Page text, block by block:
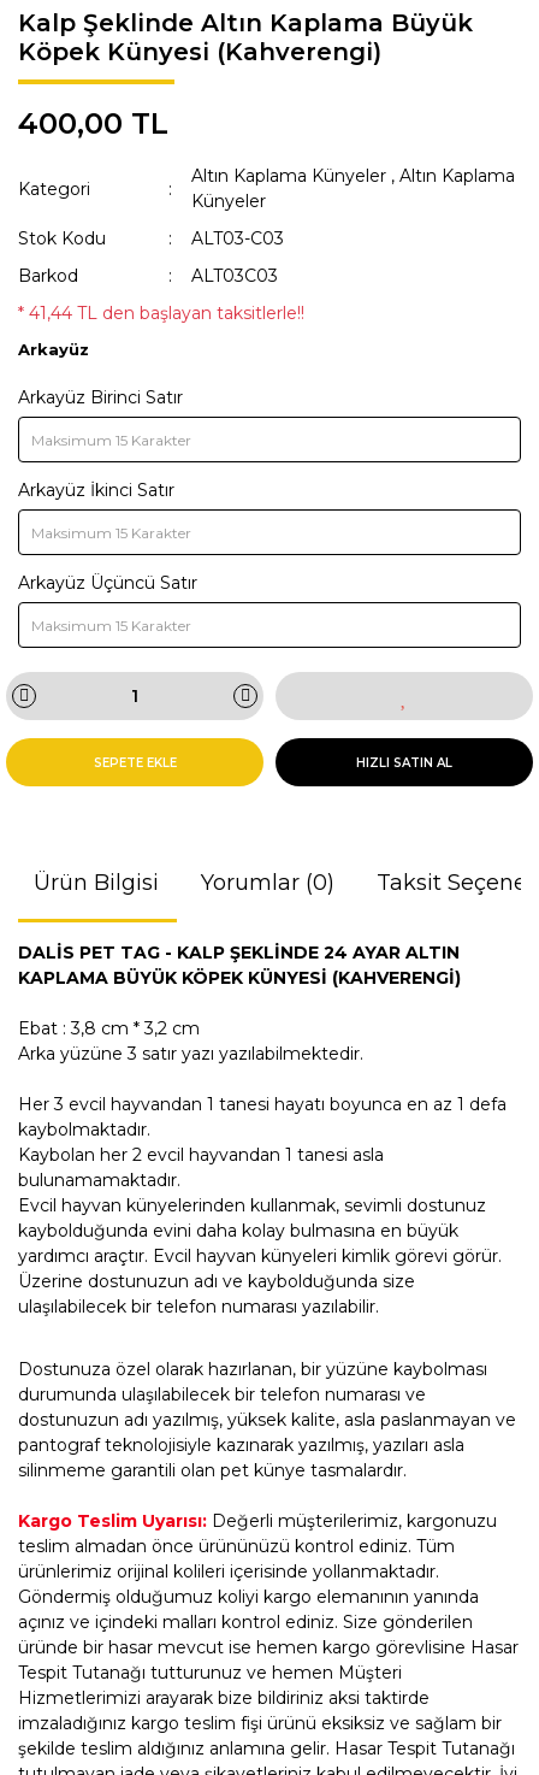
Kalp Şeklinde Altın Kaplama Büyük
Köpek Künyesi (Kahverengi)
400,00 TL
Kategori
Altın Kaplama Künyeler ,Altın Kaplama
Künyeler
Stok Kodu
ALT03-C03
Barkod
ALT03C03
* 41,44 TL den başlayan taksitlerle!!
Arkayüz
Arkayüz Birinci Satır
Arkayüz İkinci Satır
Arkayüz Üçüncü Satır
SEPETE EKLE HIZLI SATIN AL
Ürün Bilgisi Yorumlar (0) Taksit
DALİS PET TAG - KALP ŞEKLİNDE 24 AYAR ALTIN
KAPLAMA BÜYÜK KÖPEK KÜNYESİ (KAHVERENGİ)
Ebat : 3,8 cm * 3,2 cm
Arka yüzüne 3 satır yazı yazılabilmektedir.
Her 3 evcil hayvandan 1 tanesi hayatı boyunca en az 1 defa
kaybolmaktadır.
Kaybolan her 2 evcil hayvandan 1 tanesi asla
bulunamamaktadır.
Evcil hayvan künyelerinden kullanmak, sevimli dostunuz
kaybolduğunda evini daha kolay bulmasına en büyük
yardımcı araçtır. Evcil hayvan künyeleri kimlik görevi görür.
Üzerine dostunuzun adı ve kaybolduğunda size
ulaşılabilecek bir telefon numarası yazılabilir.
Dostunuza özel olarak hazırlanan, bir yüzüne kaybolması
durumunda ulaşılabilecek bir telefon numarası ve
dostunuzun adı yazılmış, yüksek kalite, asla paslanmayan ve
pantograf teknolojisiyle kazınarak yazılmış, yazıları asla
silinmeme garantili olan pet künye tasmalardır.
Kargo Teslim Uyarısı: Değerli müşterilerimiz, kargonuzu
teslim almadan önce ürününüzü kontrol ediniz. Tüm
ürünlerimiz orijinal kolileri içerisinde yollanmaktadır.
Göndermiş olduğumuz koliyi kargo elemanının yanında
açınız ve içindeki malları kontrol ediniz. Size gönderilen
üründe bir hasar mevcut ise hemen kargo görevlisine Hasar
Tespit Tutanağı tutturunuz ve hemen Müşteri
Hizmetlerimizi arayarak bize bildiriniz aksi taktirde
imzaladığınız kargo teslim fişi ürünü eksiksiz ve sağlam bir
şekilde teslim aldığınız anlamına gelir. Hasar Tespit Tutanağı